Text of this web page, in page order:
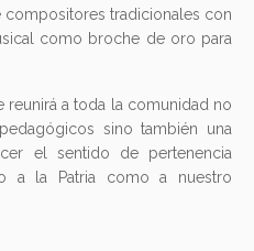
tradicionales con
como broche de oro para
reunirá a toda la comunidad no
sino también una
el sentido de pertenencia
a la Patria como a nuestro